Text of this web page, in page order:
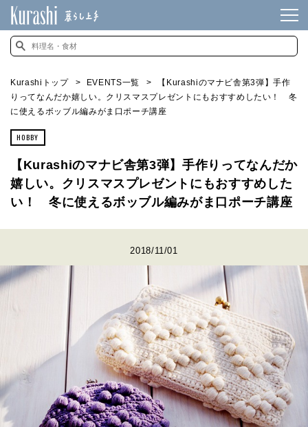
Kurashiトップ EVENTS一覧
【Kurashiのマナビ舎第3弾】手作
りってなんだか嬉しい。クリスマスプレゼントにもおすすめしたい！ 冬
に使えるボッブル編みがま口ポーチ講座
HOBBY
【Kurashiのマナビ舎第3弾】手作りってなんだか
嬉しい。クリスマスプレゼントにもおすすめした
い！ 冬に使えるボッブル編みがま口ポーチ講座
2018/11/01